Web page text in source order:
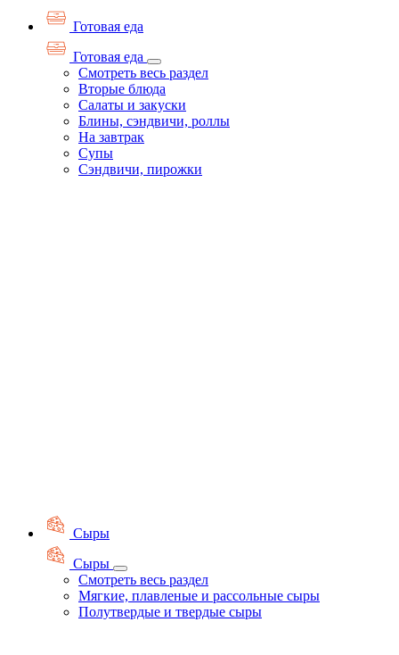
Готовая еда
Готовая еда
Смотреть весь раздел
Вторые блюда
Салаты и закуски
Блины, сэндвичи, роллы
На завтрак
Супы
Сэндвичи, пирожки
Сыры
Сыры
Смотреть весь раздел
Мягкие, плавленые и рассольные сыры
Полутвердые и твердые сыры